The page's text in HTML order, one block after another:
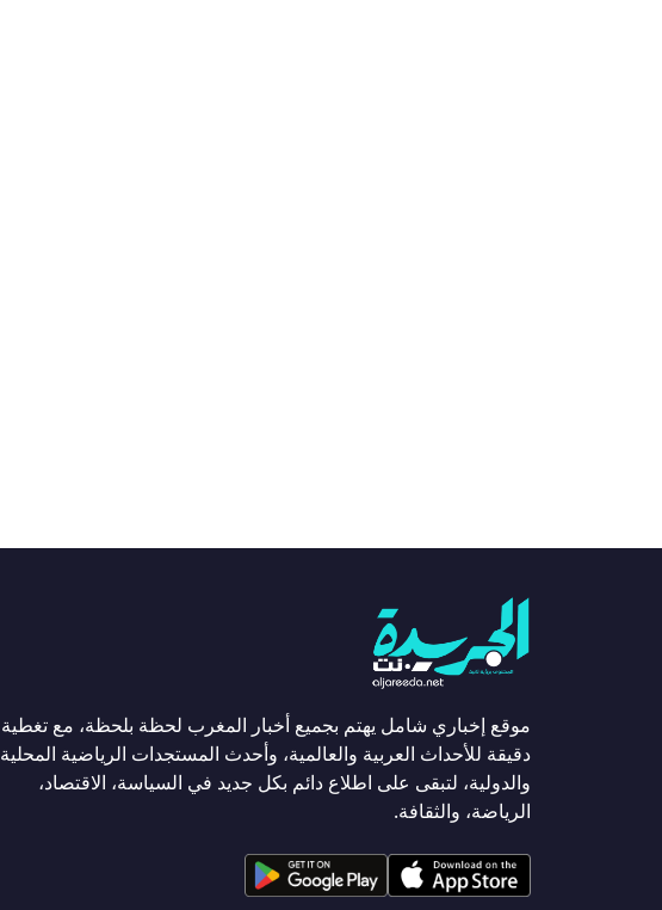
موقع إخباري شامل يهتم بجميع أخبار المغرب لحظة بلحظة، مع تغطية
دقيقة للأحداث العربية والعالمية، وأحدث المستجدات الرياضية المحلية
والدولية، لتبقى على اطلاع دائم بكل جديد في السياسة، الاقتصاد،
الرياضة، والثقافة.